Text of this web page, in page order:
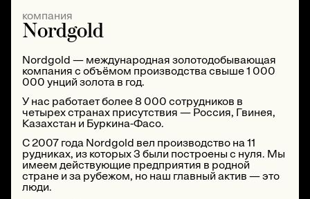
компания
Nordgold
Nordgold — международная золотодобывающая
компания с объёмом производства свыше 1 000
000 унций золота в год.
У нас работает более 8 000 сотрудников в
четырех странах присутствия — Россия, Гвинея,
Казахстан и Буркина-Фасо.
С 2007 года Nordgold вел производство на 11
рудниках, из которых 3 были построены с нуля. Мы
имеем действующие предприятия в родной
стране и за рубежом, но наш главный актив — это
люди.